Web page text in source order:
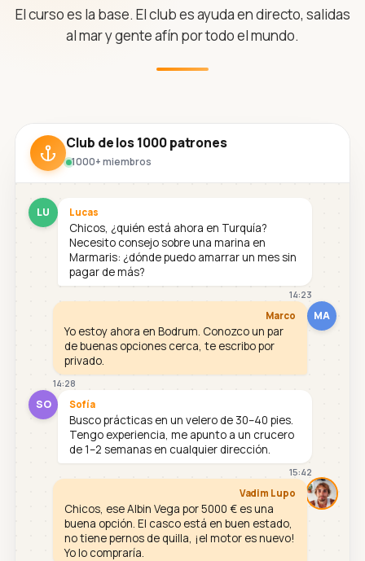
El curso es la base. El club es ayuda en directo, salidas
al mar y gente afín por todo el mundo.
Club de los 1000 patrones
1000+ miembros
LU Lucas
Chicos, ¿quién está ahora en Turquía?
Necesito consejo sobre una marina en
Marmaris: ¿dónde puedo amarrar un mes sin
pagar de más?
14:23
MA
Marco
Yo estoy ahora en Bodrum. Conozco un par
de buenas opciones cerca, te escribo por
privado.
14:28
SO Sofía
Busco prácticas en un velero de 30–40 pies.
Tengo experiencia, me apunto a un crucero
de 1–2 semanas en cualquier dirección.
15:42
Vadim Lupo
Chicos, ese Albin Vega por 5000 € es una
buena opción. El casco está en buen estado,
no tiene pernos de quilla, ¡el motor es nuevo!
Yo lo compraría.